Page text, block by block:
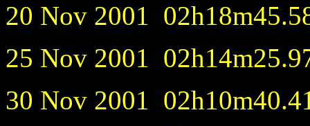
20 Nov 2001
25 Nov 2001
30 Nov 2001